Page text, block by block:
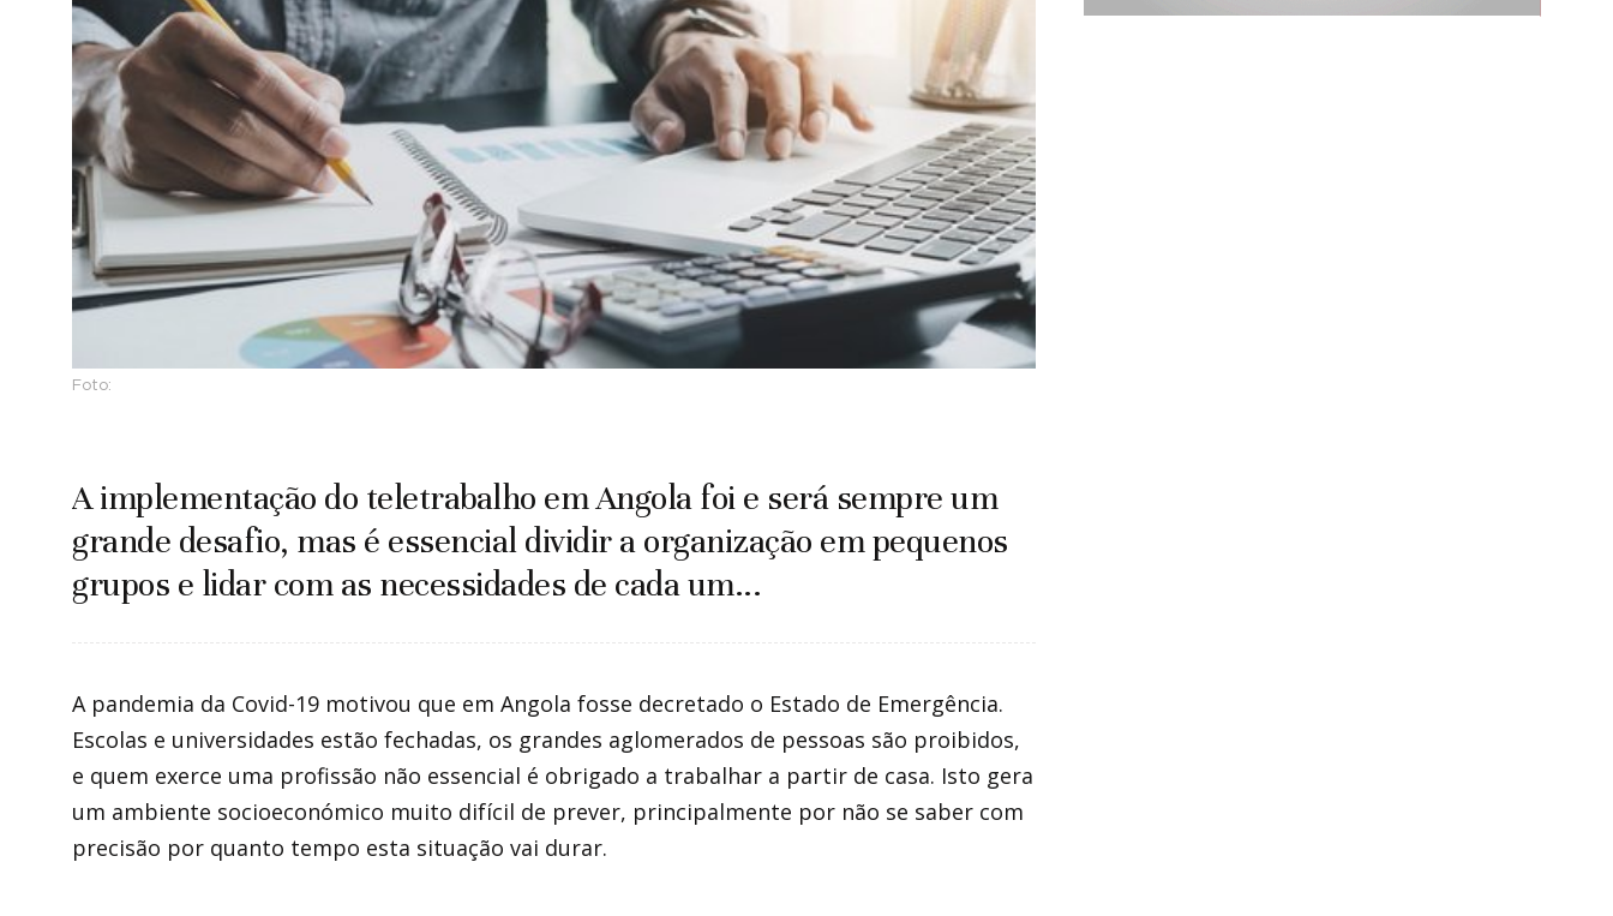
Foto:
A implementação do teletrabalho em Angola foi e será sempre um
grande desafio, mas é essencial dividir a organização em pequenos
grupos e lidar com as necessidades de cada um...
A pandemia da Covid-19 motivou que em Angola fosse decretado o Estado de Emergência.
Escolas e universidades estão fechadas, os grandes aglomerados de pessoas são proibidos,
e quem exerce uma profissão não essencial é obrigado a trabalhar a partir de casa. Isto gera
um ambiente socioeconómico muito difícil de prever, principalmente por não se saber com
precisão por quanto tempo esta situação vai durar.